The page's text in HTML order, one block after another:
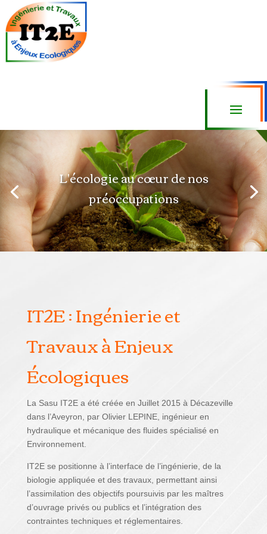
L'écologie au cœur de nos
préoccupations
IT2E : Ingénierie et
Travaux à Enjeux
Écologiques
La Sasu IT2E a été créée en Juillet 2015 à Décazeville
dans l’Aveyron, par Olivier LEPINE, ingénieur en
hydraulique et mécanique des fluides spécialisé en
Environnement.
IT2E se positionne à l’interface de l’ingénierie, de la
biologie appliquée et des travaux, permettant ainsi
l’assimilation des objectifs poursuivis par les maîtres
d’ouvrage privés ou publics et l’intégration des
contraintes techniques et réglementaires.